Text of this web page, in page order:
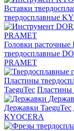
Вставки
твердосплавные
PRAMET
Головки
твердосплавные
PRAMET
Пластины
TaeguTec Пластины
Державки TaeguTec
KYOCERA